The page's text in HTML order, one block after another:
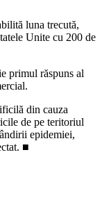
luna trecută,
Unite cu 200 de
primul răspuns al
din cauza
de pe teritoriul
epidemiei,
■